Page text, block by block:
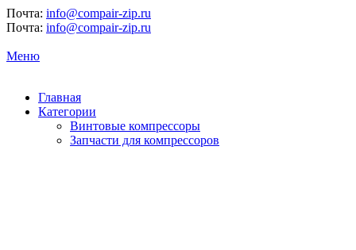
Почта: info@compair-zip.ru
Почта: info@compair-zip.ru
Меню
Главная
Категории
Винтовые компрессоры
Запчасти для компрессоров